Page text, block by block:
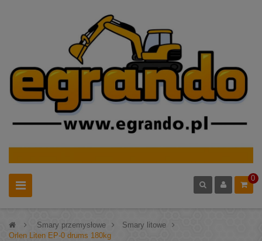
0
> Smary przemysłowe > Smary litowe
>
Orlen Liten EP-0 drums 180kg